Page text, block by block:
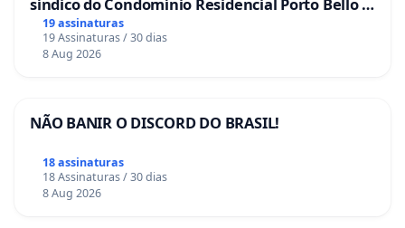
síndico do Condomínio Residencial Porto Bello -
La Casa
19 assinaturas
19 Assinaturas / 30 dias
8 Aug 2026
NÃO BANIR O DISCORD DO BRASIL!
18 assinaturas
18 Assinaturas / 30 dias
8 Aug 2026